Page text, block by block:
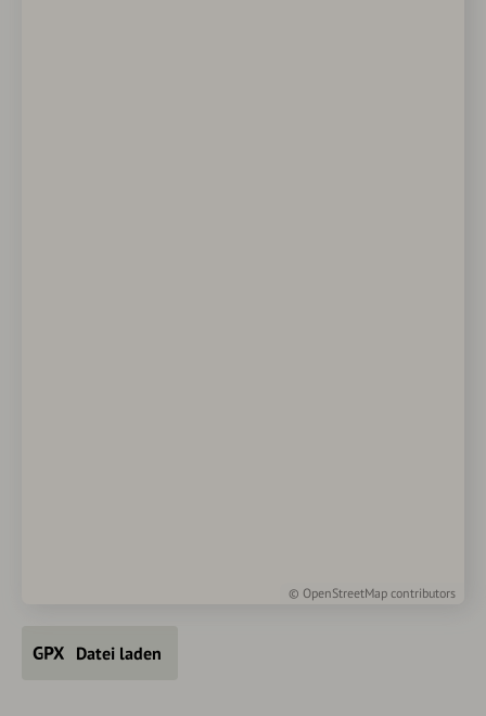
© OpenStreetMap contributors
Datei laden